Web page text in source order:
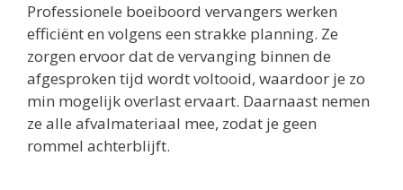
Professionele boeiboord vervangers werken
efficiënt en volgens een strakke planning. Ze
zorgen ervoor dat de vervanging binnen de
afgesproken tijd wordt voltooid, waardoor je zo
min mogelijk overlast ervaart. Daarnaast nemen
ze alle afvalmateriaal mee, zodat je geen
rommel achterblijft.